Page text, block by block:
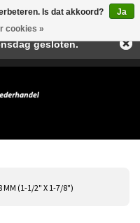
MM (1-1/2" X 1-7/8")
Is dat akkoord?
Ja
cookies »
zijn wij in juli en
gesloten.